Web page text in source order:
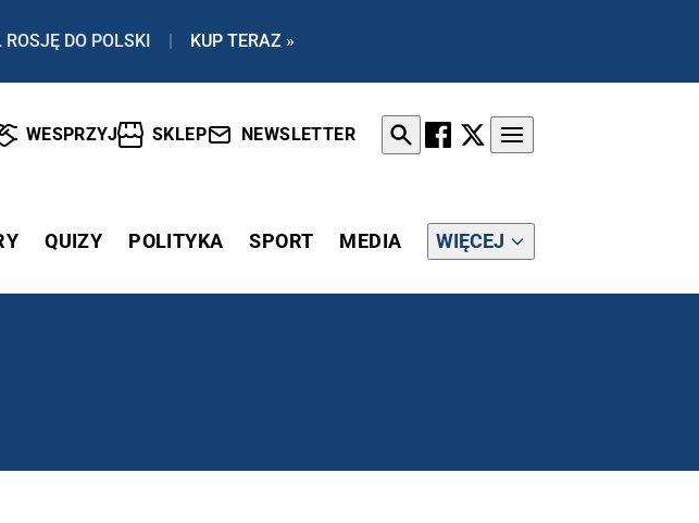
DO POLSKI | KUP TERAZ »
WESPRZYJ SKLEP NEWSLETTER
QUIZY POLITYKA SPORT MEDIA WIĘCEJ